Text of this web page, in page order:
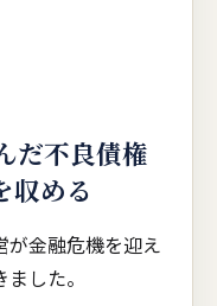
だ不良債権
収める
が金融危機を迎え
した。